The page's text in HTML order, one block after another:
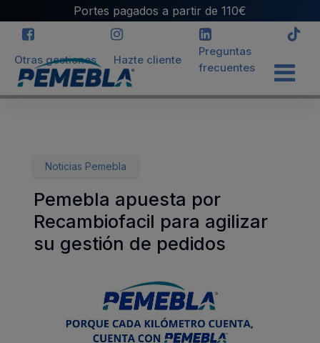
Portes pagados a partir de 110€
Otras gestiones Hazte cliente
Preguntas
frecuentes
INICIO>BLOG>PEMEBLA APUESTA POR RECAMBIOFACIL
PARA AGILIZAR SU GESTIÓN DE PEDIDOS
Noticias Pemebla
Pemebla apuesta por
Recambiofacil para agilizar
su gestión de pedidos